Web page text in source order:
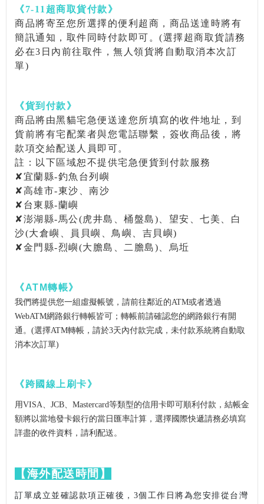
《 7-11 超商取貨付款》
商品將寄至您所選擇的便利超商，商品送達時將有
簡訊通知，取件同時付款即可。 (選擇超商取貨請務
必在3 日內前往取件，無人領貨將自動取消本次訂
單)
《貨到付款》
商品將由黑貓宅急便送達您所填寫的收件地址，到
貨前將有宅配業者與您電話聯繫，簽收商品後，將
款項交給配送人員即可。
註：以下區域恕不提供宅急便貨到付款服務
✘宜蘭縣-釣魚台列嶼
✘高雄市-東沙、南沙
✘台東縣-蘭嶼
✘澎湖縣-馬公(虎井島、桶盤島) 、望安、七美、白
沙(大倉嶼、員貝嶼、鳥嶼、吉貝嶼)
✘金門縣-烈嶼(大膽島、二膽島) 、烏坵
《ATM轉帳》
我們將提供您一組虛擬帳號，請前往鄰近的ATM或者透過
WebATM網路銀行轉帳皆可；轉帳前請確認您的網路銀行有開
通。(選擇ATM轉帳，請於3天內付款完成，未付款系統將自動取
消本次訂單)
《跨國線上刷卡》
用VISA、JCB、Mastercard等類型的信用卡即可順利付款，結帳金
額將以當地發卡銀行的當日匯率計算，選擇國際快遞請務必填寫
詳盡的收件資料，請利配送。
【海外配送時間】
訂單成立並確認款項正確後，3個工作日將為您安排從台灣